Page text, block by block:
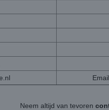
Neem altijd van tevoren